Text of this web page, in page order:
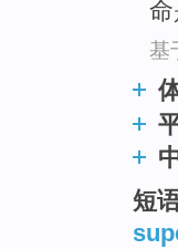
基
短